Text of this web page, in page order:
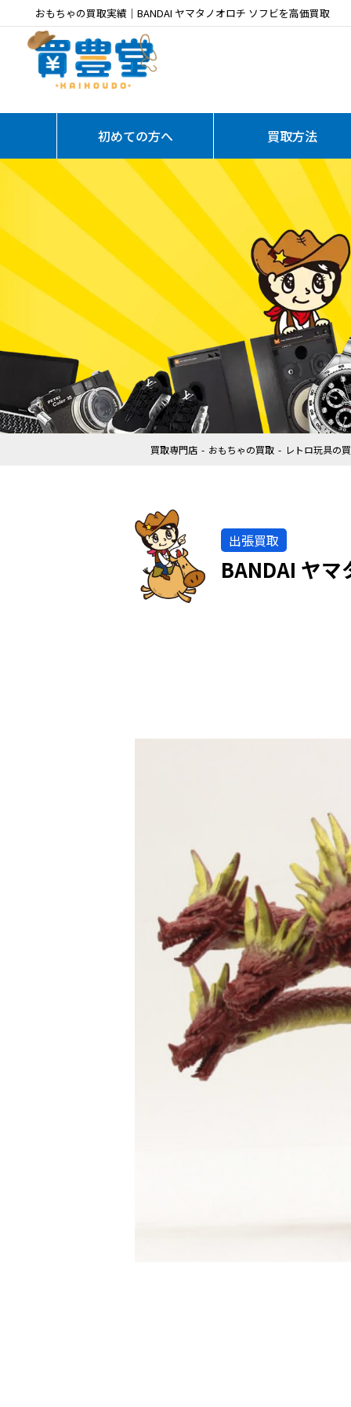
おもちゃの買取実績｜BANDAI ヤマタノオロチ ソフビを高価買取
初めての方へ 買取方法
買取専門店 おもちゃの買取 レトロ玩具の
出張買取
BANDAI ヤ